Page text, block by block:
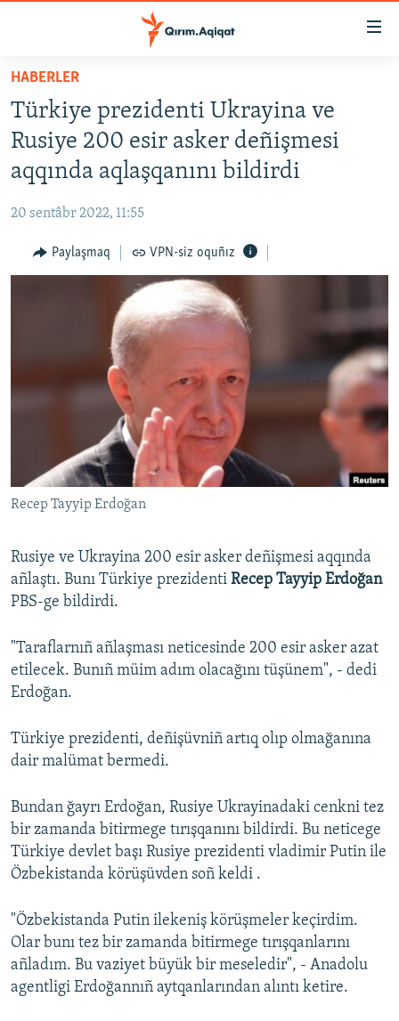
Esas
qaytmaq
Baş
navigatsiyağa
qaytmaq
Qıdıruvğa
HABERLER
SİYASET
İQTİSADİYAT
MEDENİYET
İNSAN AQLARI
Українською
QOŞULIÑIZ!
RFE/RS bütün saytları
HABERLER
Türkiye prezidenti Ukrayina ve
Rusiye 200 esir asker deñişmesi
aqqında aqlaşqanını bildirdi
20 sentâbr 2022, 11:55
Paylaşmaq VPN-siz oquñız
Recep Tayyip Erdoğan
Rusiye ve Ukrayina 200 esir asker deñişmesi aqqında
añlaştı. Bunı Türkiye prezidenti Recep Tayyip Erdoğan
PBS-ge bildirdi.
"Taraflarnıñ añlaşması neticesinde 200 esir asker azat
etilecek. Bunıñ müim adım olacağını tüşünem", - dedi
Erdoğan.
Türkiye prezidenti, deñişüvniñ artıq olıp olmağanına
dair malümat bermedi.
Bundan ğayrı Erdoğan, Rusiye Ukrayinadaki cenkni tez
bir zamanda bitirmege tırışqanını bildirdi. Bu neticege
Türkiye devlet başı Rusiye prezidenti vladimir Putin ile
Özbekistanda körüşüvden soñ keldi .
"Özbekistanda Putin ilekeniş körüşmeler keçirdim.
Olar bunı tez bir zamanda bitirmege tırışqanlarını
añladım. Bu vaziyet büyük bir meseledir", - Anadolu
agentligi Erdoğannıñ aytqanlarından alıntı ketire.